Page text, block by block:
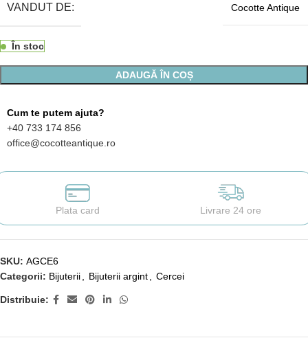
VANDUT DE: Cocotte Antique
În stoc
ADAUGĂ ÎN COȘ
Cum te putem ajuta?
+40 733 174 856
office@cocotteantique.ro
Plata card Livrare 24 ore
SKU: AGCE6
Categorii: Bijuterii Bijuterii argint Cercei
Distribuie: